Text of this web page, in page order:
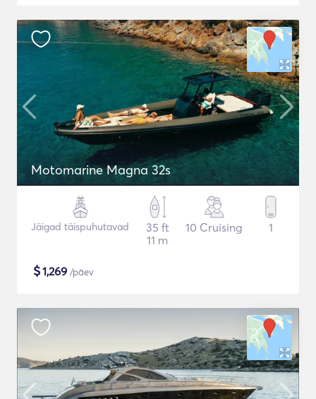
Motomarine Magna 32s
Jäigad täispuhutavad
35 ft
11 m
10 Cruising 1
$1,269 /päev